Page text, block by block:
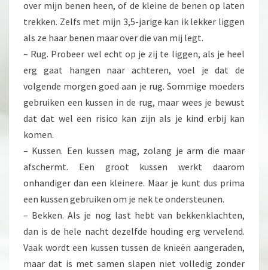
over mijn benen heen, of de kleine de benen op laten
trekken. Zelfs met mijn 3,5-jarige kan ik lekker liggen
als ze haar benen maar over die van mij legt.
– Rug. Probeer wel echt op je zij te liggen, als je heel
erg gaat hangen naar achteren, voel je dat de
volgende morgen goed aan je rug. Sommige moeders
gebruiken een kussen in de rug, maar wees je bewust
dat dat wel een risico kan zijn als je kind erbij kan
komen.
– Kussen. Een kussen mag, zolang je arm die maar
afschermt. Een groot kussen werkt daarom
onhandiger dan een kleinere. Maar je kunt dus prima
een kussen gebruiken om je nek te ondersteunen.
– Bekken. Als je nog last hebt van bekkenklachten,
dan is de hele nacht dezelfde houding erg vervelend.
Vaak wordt een kussen tussen de knieën aangeraden,
maar dat is met samen slapen niet volledig zonder